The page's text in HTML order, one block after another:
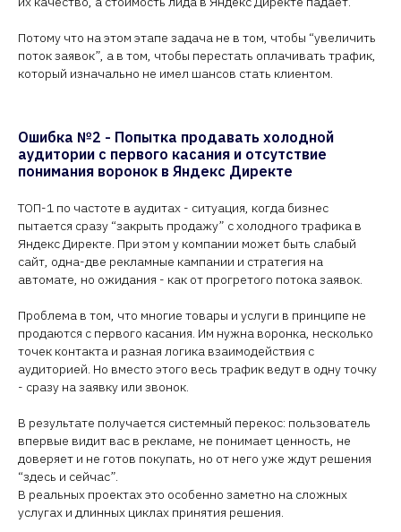
Потому что на этом этапе задача не в том, чтобы “увеличить
поток заявок”, а в том, чтобы перестать оплачивать трафик,
который изначально не имел шансов стать клиентом.
Ошибка №2 - Попытка продавать холодной
аудитории с первого касания и отсутствие
понимания воронок в Яндекс Директе
ТОП-1 по частоте в аудитах - ситуация, когда бизнес
пытается сразу “закрыть продажу” с холодного трафика в
Яндекс Директе. При этом у компании может быть слабый
сайт, одна-две рекламные кампании и стратегия на
автомате, но ожидания - как от прогретого потока заявок.
Проблема в том, что многие товары и услуги в принципе не
продаются с первого касания. Им нужна воронка, несколько
точек контакта и разная логика взаимодействия с
аудиторией. Но вместо этого весь трафик ведут в одну точку
- сразу на заявку или звонок.
В результате получается системный перекос: пользователь
впервые видит вас в рекламе, не понимает ценность, не
доверяет и не готов покупать, но от него уже ждут решения
“здесь и сейчас”.
В реальных проектах это особенно заметно на сложных
услугах и длинных циклах принятия решения.